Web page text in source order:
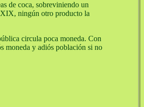
de coca, sobreviniendo un
ningún otro producto la
circula poca moneda. Con
moneda y adiós población si no